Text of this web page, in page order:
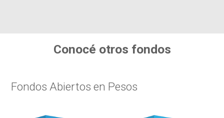
Conocé otros fondos
Fondos Abiertos en Pesos